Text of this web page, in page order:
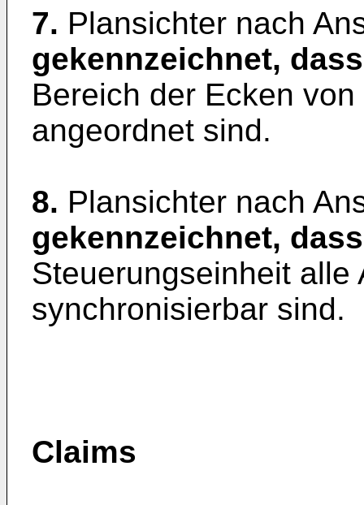
7. Plansichter nach
gekennzeichnet, dass
Bereich der Ecken
angeordnet sind.
8. Plansichter nach
gekennzeichnet, dass
Steuerungseinheit
synchronisierbar sind.
Claims